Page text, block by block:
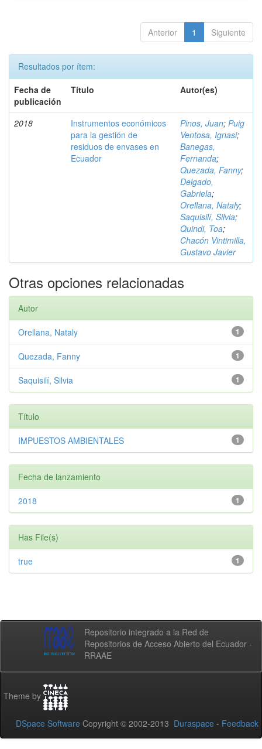
Anterior 1 Siguiente
Resultados por ítem:
Fecha de
publicación
Título Autor(es)
2018
Instrumentos económicos
para la gestión de
residuos de envases en
Ecuador
Pinos, Juan; Puig
Ventosa, Ignasi;
Banegas,
Fernanda;
Quezada, Fanny;
Delgado,
Gabriela;
Orellana, Nataly;
Saquisilí, Silvia;
Quindi, Toa;
Chacón Vintimilla,
Gustavo Javier
Otras opciones relacionadas
Autor
1
Orellana, Nataly
1
Quezada, Fanny
1
Saquisilí, Silvia
Título
1
IMPUESTOS AMBIENTALES
Fecha de lanzamiento
1
2018
Has File(s)
1
true
Repositorio integrado a la Red de
Repositorios de Acceso Abierto del Ecuador -
RRAAE
Theme by
DSpace Software Copyright © 2002-2013 Duraspace - Feedback